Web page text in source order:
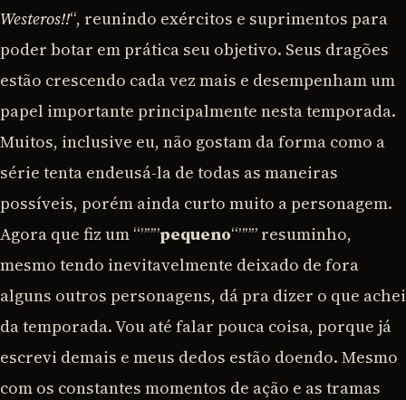
Westeros!!“, reunindo exércitos e suprimentos para
poder botar em prática seu objetivo. Seus dragões
estão crescendo cada vez mais e desempenham um
papel importante principalmente nesta temporada.
Muitos, inclusive eu, não gostam da forma como a
série tenta endeusá-la de todas as maneiras
possíveis, porém ainda curto muito a personagem.
Agora que fiz um “”””pequeno“””” resuminho,
mesmo tendo inevitavelmente deixado de fora
alguns outros personagens, dá pra dizer o que achei
da temporada. Vou até falar pouca coisa, porque já
escrevi demais e meus dedos estão doendo. Mesmo
com os constantes momentos de ação e as tramas